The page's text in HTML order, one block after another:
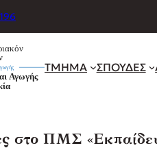
ΤΜΗΜΑ ΣΠΟΥΔΕΣ
στο ΠΜΣ